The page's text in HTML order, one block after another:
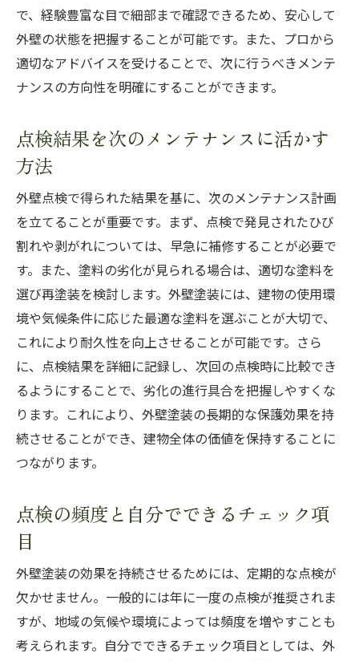
で、経験豊富な目で細部まで確認できるため、安心して
外壁の状態を把握することが可能です。また、プロから
適切なアドバイスを受けることで、次に行うべきメンテ
ナンスの方向性を明確にすることができます。
点検結果を次のメンテナンスに活かす
方法
外壁点検で得られた結果を基に、次のメンテナンス計画
を立てることが重要です。まず、点検で発見されたひび
割れや剥がれについては、早急に補修することが必要で
す。また、塗料の劣化が見られる場合は、適切な塗料を
選び再塗装を検討します。外壁塗装には、建物の使用環
境や気候条件に応じた最適な塗料を選ぶことが大切で、
これにより耐久性を向上させることが可能です。さら
に、点検結果を詳細に記録し、次回の点検時に比較でき
るようにすることで、劣化の進行具合を把握しやすくな
ります。これにより、外壁塗装の長期的な保護効果を持
続させることができ、建物全体の価値を保持することに
つながります。
点検の頻度と自分でできるチェック項
目
外壁塗装の効果を持続させるためには、定期的な点検が
欠かせません。一般的には年に一度の点検が推奨されま
すが、地域の気候や環境によっては頻度を増やすことも
考えられます。自分でできるチェック項目としては、外